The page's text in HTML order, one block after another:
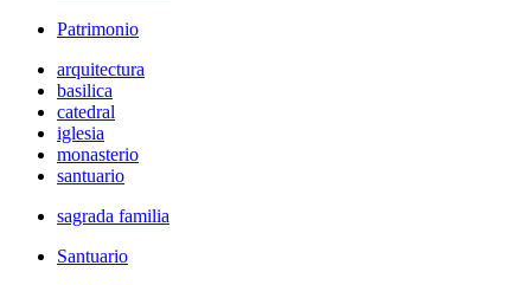
Patrimonio
arquitectura
basilica
catedral
iglesia
monasterio
santuario
sagrada familia
Santuario